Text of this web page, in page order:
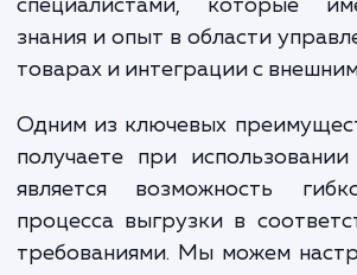
В рамках нашей услуги по
товаров во
предоставляем полный
от анализа ваших
системы, до настройки
процесса выгрузки.